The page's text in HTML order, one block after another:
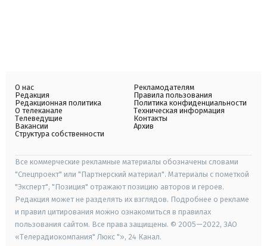
О нас
Редакция
Редакционная политика
О телеканале
Телеведущие
Вакансии
Структура собственности
Рекламодателям
Правила пользования
Политика конфиденциальности
Техническая информация
Контакты
Архив
Все коммерческие рекламные материалы обозначены словами
"Спецпроект" или "Партнерский материал". Материалы с пометкой
"Эксперт", "Позиция" отражают позицию авторов и героев.
Редакция может не разделять их взглядов. Подробнее о рекламе
и правил цитирования можно ознакомиться в правилах
пользования сайтом. Все права защищены. © 2005—2022, ЗАО
«Телерадиокомпания" Люкс "», 24 Канал.